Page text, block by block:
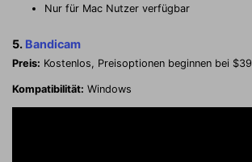
Nur für Mac Nutzer verfügbar
5. Bandicam
Preis: Kostenlos, Preisoptionen beginnen bei $39
Kompatibilität: Windows